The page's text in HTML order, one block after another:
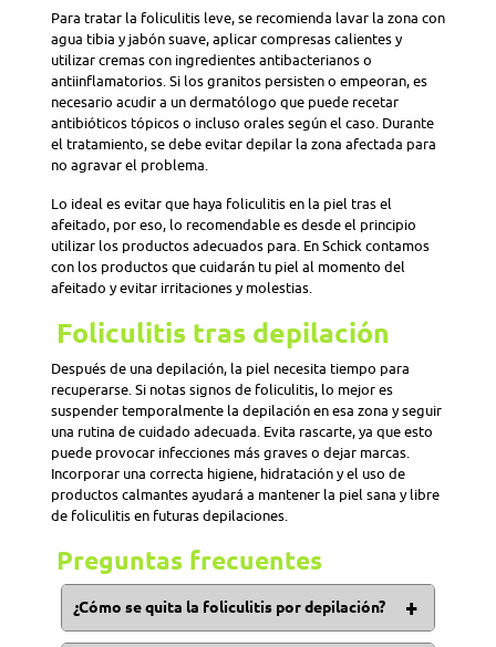
Para tratar la foliculitis leve, se recomienda lavar la zona con
agua tibia y jabón suave, aplicar compresas calientes y
utilizar cremas con ingredientes antibacterianos o
antiinflamatorios. Si los granitos persisten o empeoran, es
necesario acudir a un dermatólogo que puede recetar
antibióticos tópicos o incluso orales según el caso. Durante
el tratamiento, se debe evitar depilar la zona afectada para
no agravar el problema.
Lo ideal es evitar que haya foliculitis en la piel tras el
afeitado, por eso, lo recomendable es desde el principio
utilizar los productos adecuados para. En Schick contamos
con los productos que cuidarán tu piel al momento del
afeitado y evitar irritaciones y molestias.
Foliculitis tras depilación
Después de una depilación, la piel necesita tiempo para
recuperarse. Si notas signos de foliculitis, lo mejor es
suspender temporalmente la depilación en esa zona y seguir
una rutina de cuidado adecuada. Evita rascarte, ya que esto
puede provocar infecciones más graves o dejar marcas.
Incorporar una correcta higiene, hidratación y el uso de
productos calmantes ayudará a mantener la piel sana y libre
de foliculitis en futuras depilaciones.
Preguntas frecuentes
¿Cómo se quita la foliculitis por depilación?
En muchas ocasiones la foliculitis desaparece sin